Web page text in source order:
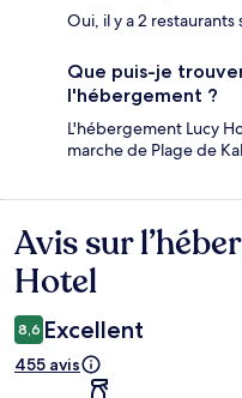
Oui, il y a 2 restaurants
Que puis-je
l'hébergement ?
L'hébergement Lucy
marche de Plage de
Avis
Avis sur
Hotel
8,6 Excellent
455 avis